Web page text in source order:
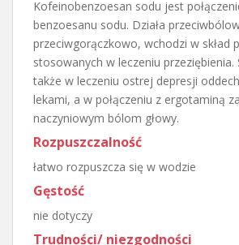
Kofeinobenzoesan sodu jest
benzoesanu sodu. Działa
przeciwgorączkowo, wchodzi w skład
stosowanych w leczeniu
także w leczeniu ostrej depresji
lekami, a w połączeniu z ergotaminą
naczyniowym bólom głowy.
Rozpuszczalność
łatwo rozpuszcza się w wodzie
Gęstość
nie dotyczy
Trudności/ niezgodności